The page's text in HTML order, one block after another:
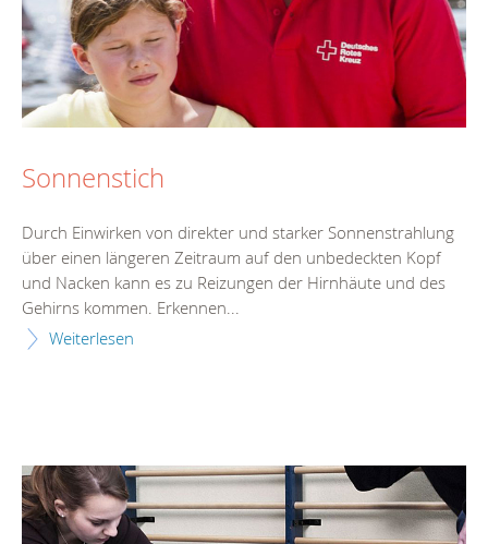
Sonnenstich
Durch Einwirken von direkter und starker Sonnenstrahlung
über einen längeren Zeitraum auf den unbedeckten Kopf
und Nacken kann es zu Reizungen der Hirnhäute und des
Gehirns kommen. Erkennen...
Weiterlesen